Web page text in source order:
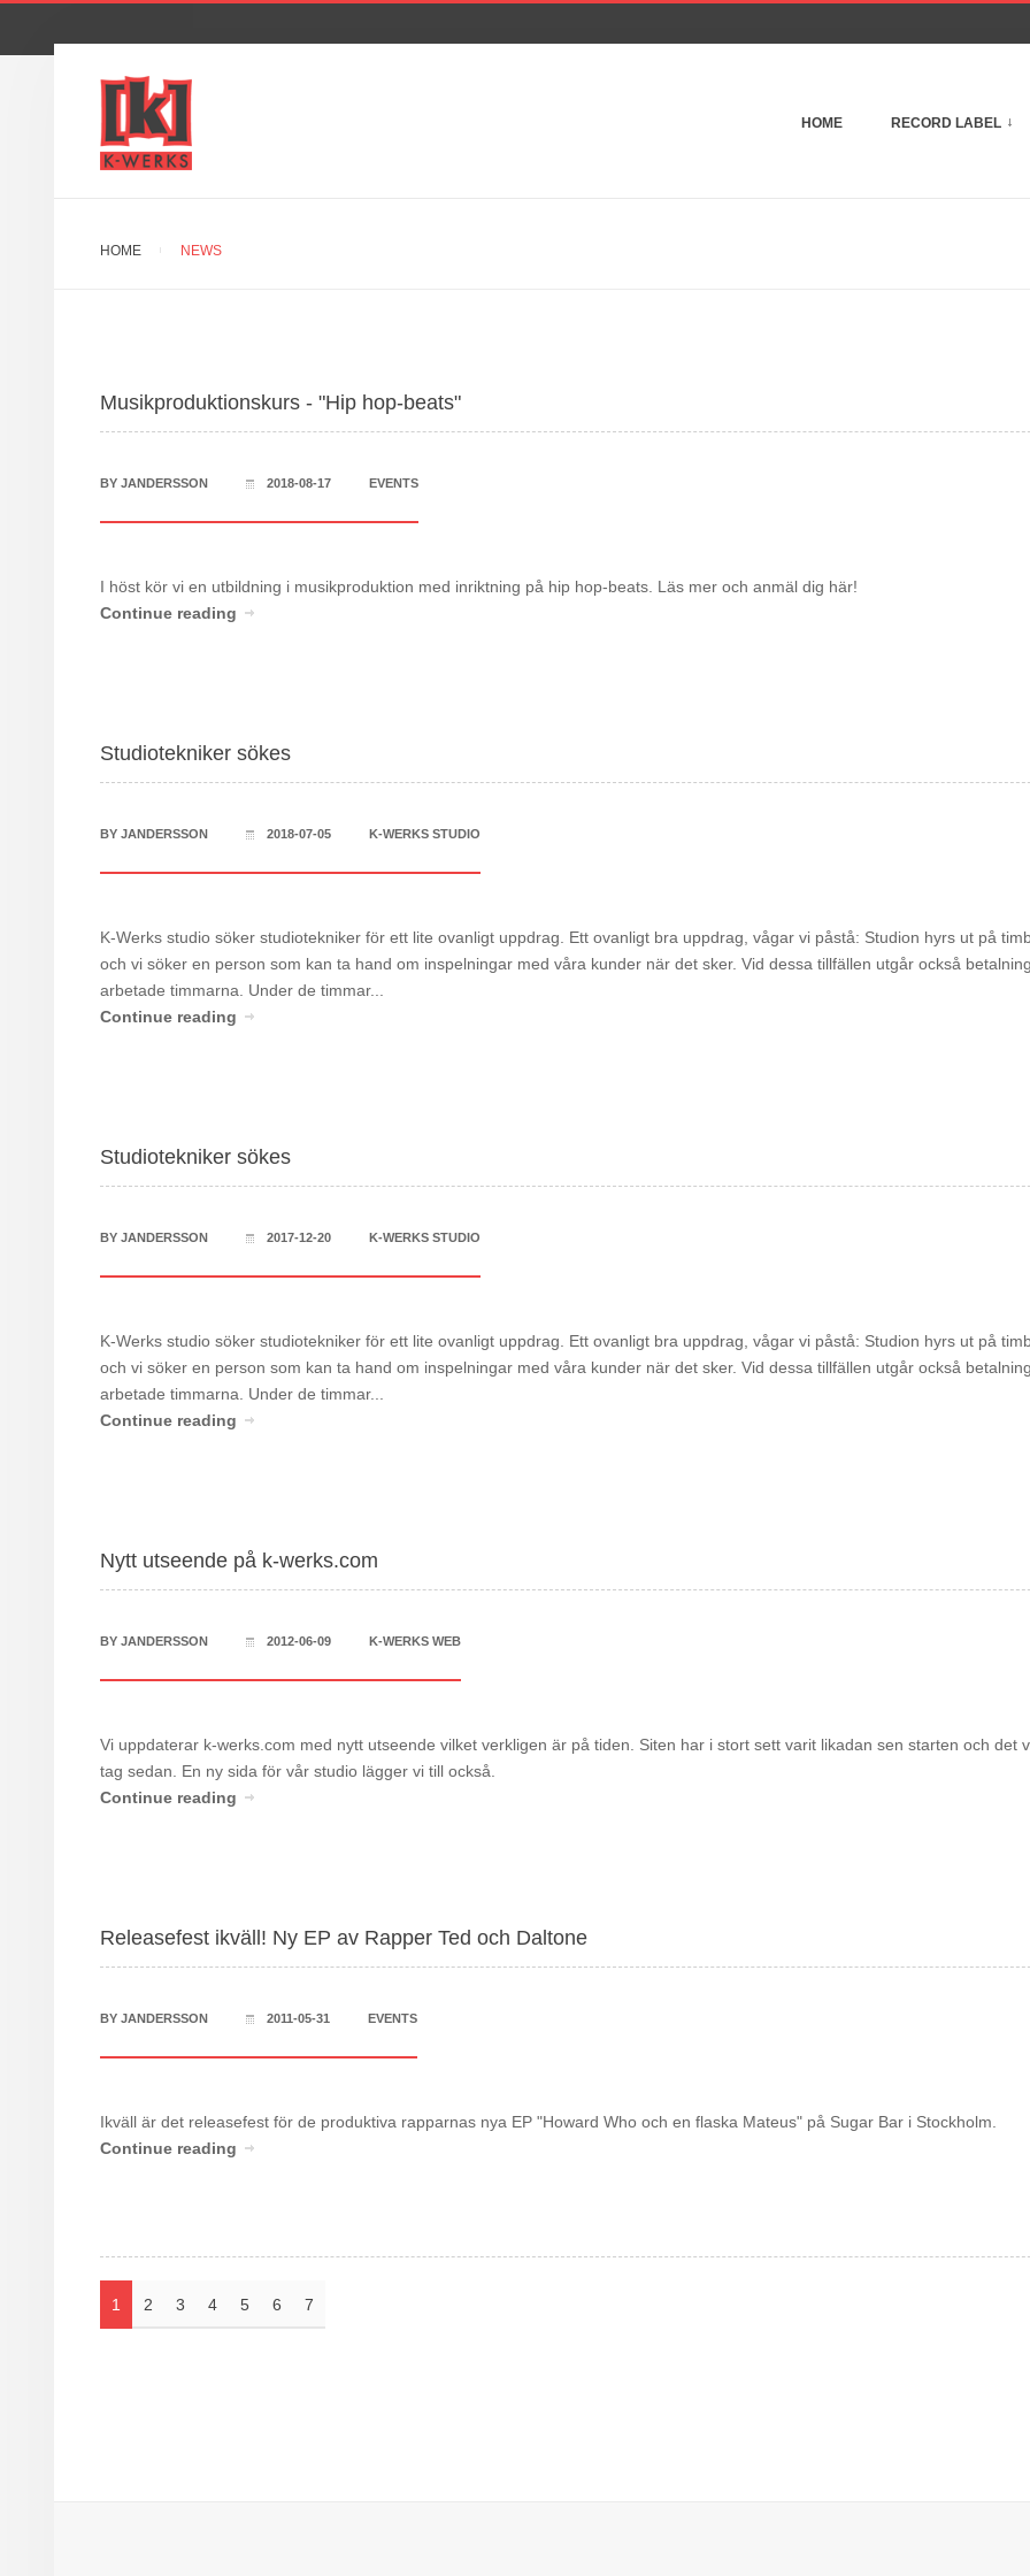
HOME RECORD LABEL
HOME NEWS
Musikproduktionskurs - "Hip hop-beats"
BY JANDERSSON 2018-08-17 EVENTS
I höst kör vi en utbildning i musikproduktion med inriktning på hip hop-beats. Läs mer och anmäl dig här!
Continue reading
Studiotekniker sökes
BY JANDERSSON 2018-07-05 K-WERKS STUDIO
K-Werks studio söker studiotekniker för ett lite ovanligt uppdrag. Ett ovanligt bra uppdrag, vågar vi påstå: Studion hyrs ut på
och vi söker en person som kan ta hand om inspelningar med våra kunder när det sker. Vid dessa tillfällen utgår också
arbetade timmarna. Under de timmar...
Continue reading
Studiotekniker sökes
BY JANDERSSON 2017-12-20 K-WERKS STUDIO
K-Werks studio söker studiotekniker för ett lite ovanligt uppdrag. Ett ovanligt bra uppdrag, vågar vi påstå: Studion hyrs ut på
och vi söker en person som kan ta hand om inspelningar med våra kunder när det sker. Vid dessa tillfällen utgår också
arbetade timmarna. Under de timmar...
Continue reading
Nytt utseende på k-werks.com
BY JANDERSSON 2012-06-09 K-WERKS WEB
Vi uppdaterar k-werks.com med nytt utseende vilket verkligen är på tiden. Siten har i stort sett varit likadan sen starten och det
tag sedan. En ny sida för vår studio lägger vi till också.
Continue reading
Releasefest ikväll! Ny EP av Rapper Ted och Daltone
BY JANDERSSON 2011-05-31 EVENTS
Ikväll är det releasefest för de produktiva rapparnas nya EP "Howard Who och en flaska Mateus" på Sugar Bar i Stockholm.
Continue reading
1 2 3 4 5 6 7